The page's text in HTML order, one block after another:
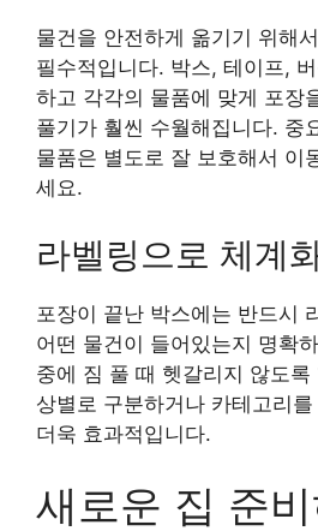
물건을 안전하게 옮기기 위해
필수적입니다. 박스, 테이프,
하고 각각의 물품에 맞게 포장
풀기가 훨씬 수월해집니다. 중
물품은 별도로 잘 보호해서 이
세요.
라벨링으로 체계
포장이 끝난 박스에는 반드시
어떤 물건이 들어있는지 명확
중에 짐 풀 때 헷갈리지 않도
상별로 구분하거나 카테고리
더욱 효과적입니다.
새로운 집 준